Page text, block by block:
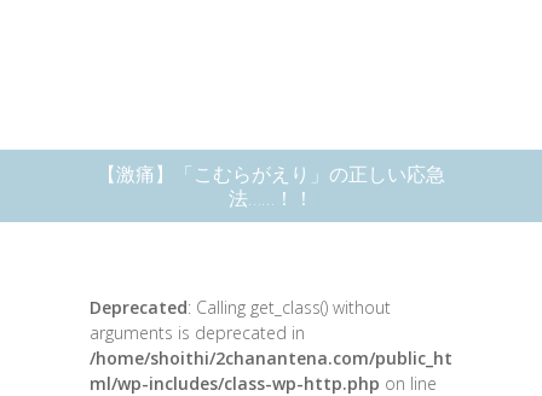
【激痛】「こむらがえり」の正しい応急
法……！！
Deprecated: Calling get_class() without
arguments is deprecated in
/home/shoithi/2chanantena.com/public_ht
ml/wp-includes/class-wp-http.php on line